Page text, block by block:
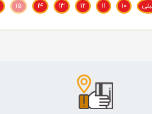
۱۰ ۱۱ ۱۲ ۱۳ ۱۴ ۱۵